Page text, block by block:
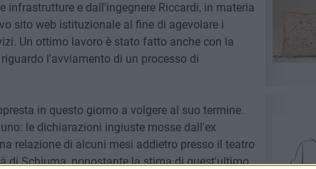
infrastrutture e dall'ingegnere Riccardi, in materia
sito web istituzionale al fine di agevolare i
Un ottimo lavoro è stato fatto anche con la
l'avviamento di un processo di
in questo giorno a volgere al suo termine.
le dichiarazioni ingiuste mosse dall'ex
relazione di alcuni mesi addietro presso il teatro
di Schiuma, nonostante la stima di quest'ultimo